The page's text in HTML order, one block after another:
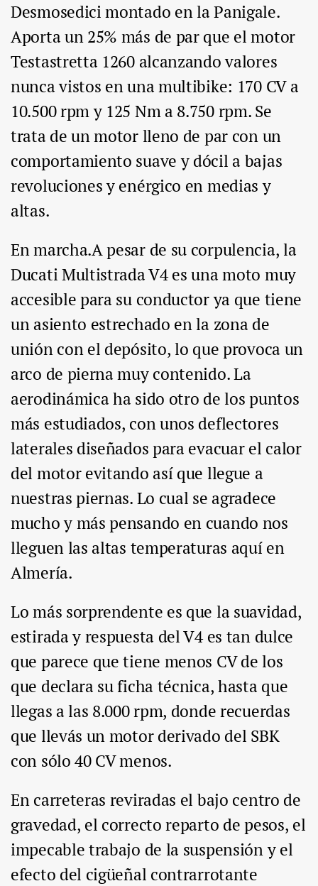
Desmosedici montado en la Panigale.
Aporta un 25% más de par que el motor
Testastretta 1260 alcanzando valores
nunca vistos en una multibike: 170 CV a
10.500 rpm y 125 Nm a 8.750 rpm. Se
trata de un motor lleno de par con un
comportamiento suave y dócil a bajas
revoluciones y enérgico en medias y
altas.
En marcha.A pesar de su corpulencia, la
Ducati Multistrada V4 es una moto muy
accesible para su conductor ya que tiene
un asiento estrechado en la zona de
unión con el depósito, lo que provoca un
arco de pierna muy contenido. La
aerodinámica ha sido otro de los puntos
más estudiados, con unos deflectores
laterales diseñados para evacuar el calor
del motor evitando así que llegue a
nuestras piernas. Lo cual se agradece
mucho y más pensando en cuando nos
lleguen las altas temperaturas aquí en
Almería.
Lo más sorprendente es que la suavidad,
estirada y respuesta del V4 es tan dulce
que parece que tiene menos CV de los
que declara su ficha técnica, hasta que
llegas a las 8.000 rpm, donde recuerdas
que llevás un motor derivado del SBK
con sólo 40 CV menos.
En carreteras reviradas el bajo centro de
gravedad, el correcto reparto de pesos, el
impecable trabajo de la suspensión y el
efecto del cigüeñal contrarrotante